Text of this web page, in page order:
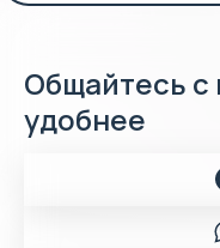
Общайтесь с
удобнее